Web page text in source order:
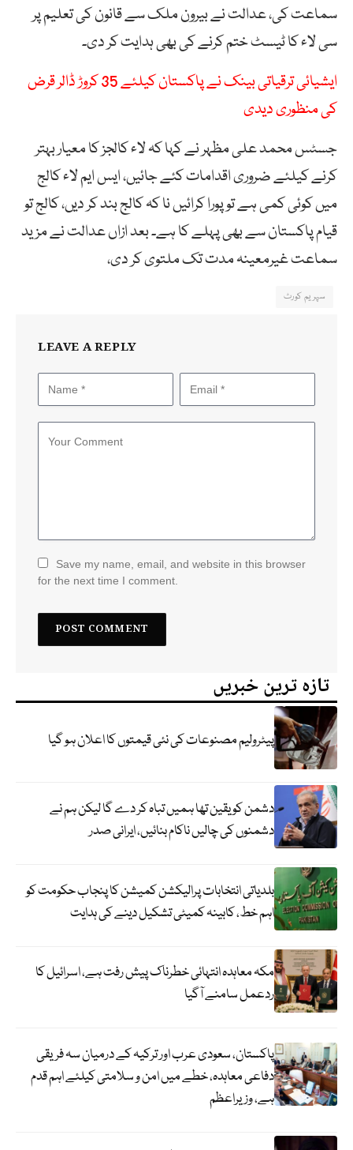
سماعت کی، عدالت نے بیرون ملک سے قانون کی تعلیم پر
سی لاء کا ٹیسٹ ختم کرنے کی بھی ہدایت کر دی۔
ایشیائی ترقیاتی بینک نے پاکستان کیلئے 35 کروڑ ڈالر قرض
کی منظوری دیدی
جسٹس محمد علی مظہر نے کہا کہ لاء کالجز کا معیار بہتر
کرنے کیلئے ضروری اقدامات کئے جائیں، ایس ایم لاء کالج
میں کوئی کمی ہے تو پورا کرائیں نا کہ کالج بند کر دیں، کالج تو
قیام پاکستان سے بھی پہلے کا ہے۔ بعد ازاں عدالت نے مزید
سماعت غیرمعینہ مدت تک ملتوی کر دی،
سپریم کورٹ
LEAVE A REPLY
Save my name, email, and website in this browser
for the next time I comment.
تازہ ترین خبریں
پیٹرولیم مصنوعات کی نئی قیمتوں کا اعلان ہو گیا
دشمن کو یقین تھا ہمیں تباہ کر دے گا لیکن ہم نے
دشمنوں کی چالیں ناکام بنائیں، ایرانی صدر
بلدیاتی انتخابات پرالیکشن کمیشن کا پنجاب حکومت کو
اہم خط، کابینہ کمیٹی تشکیل دینے کی ہدایت
مکہ معاہدہ انتہائی خطرناک پیش رفت ہے، اسرائیل کا
ردعمل سامنے آگیا
پاکستان، سعودی عرب اور ترکیہ کے درمیان سہ فریقی
دفاعی معاہدہ، خطے میں امن و سلامتی کیلئے اہم قدم
ہے، وزیراعظم